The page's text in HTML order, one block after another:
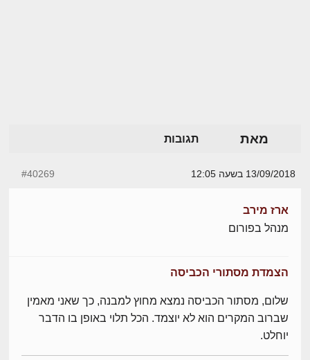
מאת תגובות
13/09/2018 בשעה 12:05 #40269
ארז מירב
מנהל בפורום
הצמדת מסתורי הכביסה
שלום, מסתור הכביסה נמצא מחוץ למבנה, כך שאני מאמין
שברוב המקרים הוא לא יוצמד. הכל תלוי באופן בו הדבר
יוחלט.